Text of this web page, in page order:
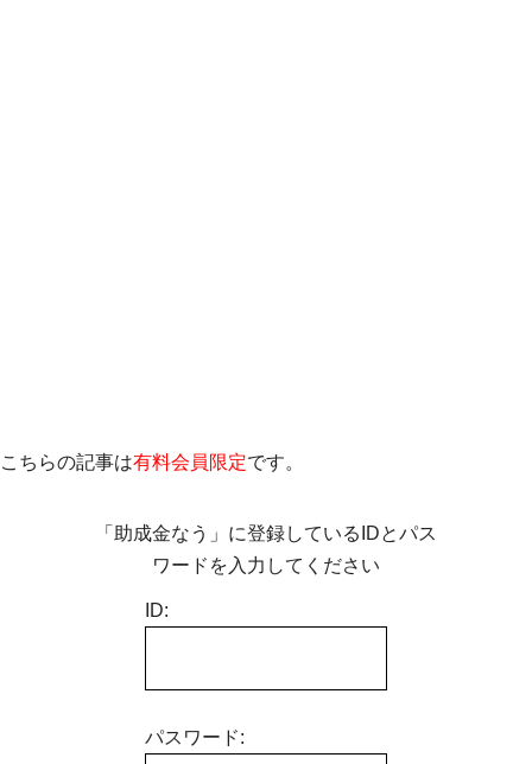
こちらの記事は有料会員限定です。
「助成金なう」に登録しているIDとパス
ワードを入力してください
ID:
パスワード: